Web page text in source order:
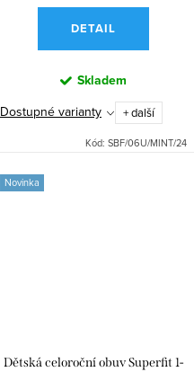
DETAIL
Skladem
Dostupné varianty + další
Kód: SBF/06U/MINT/24
Novinka
Dětská celoroční obuv Superfit 1-